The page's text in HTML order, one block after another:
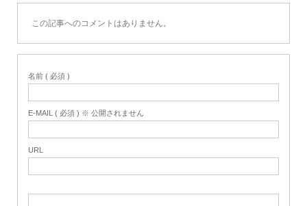
この記事へのコメントはありません。
名前 ( 必須 )
E-MAIL ( 必須 ) ※ 公開されません
URL